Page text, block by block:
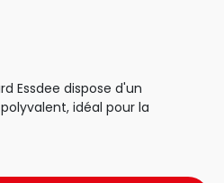
Essdee dispose d'un
idéal pour la